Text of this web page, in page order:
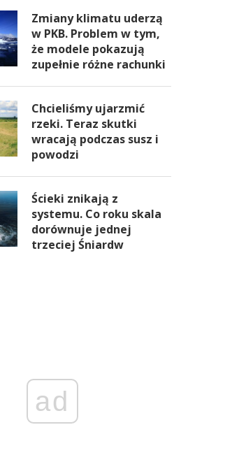
Zmiany klimatu uderzą
w PKB. Problem w tym,
że modele pokazują
zupełnie różne rachunki
Chcieliśmy ujarzmić
rzeki. Teraz skutki
wracają podczas susz i
powodzi
Ścieki znikają z
systemu. Co roku skala
dorównuje jednej
trzeciej Śniardw
ad